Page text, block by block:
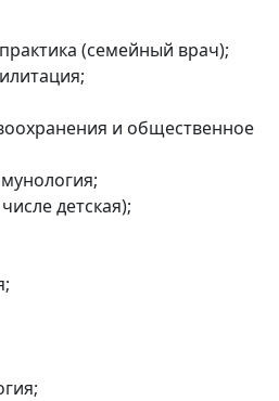
(семейный врач);
и общественное
детская);